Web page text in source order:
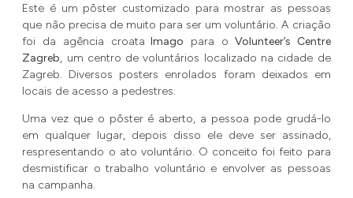
Este é um pôster customizado para mostrar as pessoas
que não precisa de muito para ser um voluntário. A criação
foi da agência croata Imago para o Volunteer’s Centre
Zagreb, um centro de voluntários localizado na cidade de
Zagreb. Diversos posters enrolados foram deixados em
locais de acesso a pedestres.
Uma vez que o pôster é aberto, a pessoa pode grudá-lo
em qualquer lugar, depois disso ele deve ser assinado,
respresentando o ato voluntário. O conceito foi feito para
desmistificar o trabalho voluntário e envolver as pessoas
na campanha.